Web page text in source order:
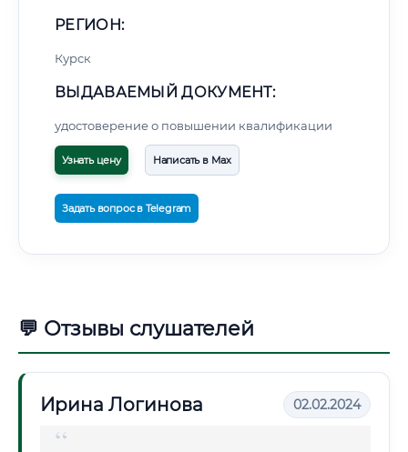
РЕГИОН:
Курск
ВЫДАВАЕМЫЙ ДОКУМЕНТ:
удостоверение о повышении квалификации
Узнать цену Написать в Max
Задать вопрос в Telegram
💬 Отзывы слушателей
Ирина Логинова 02.02.2024